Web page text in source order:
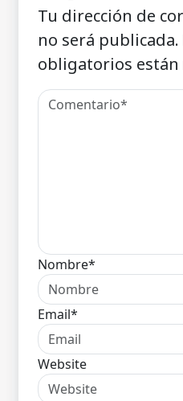
Tu dirección de
no será publicada.
obligatorios están
Nombre*
Email*
Website